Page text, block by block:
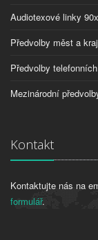
Audiotexové linky
Předvolby měst a
Předvolby
Mezinárodní
Kontakt
Kontaktujte nás na
formulář.